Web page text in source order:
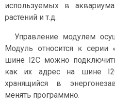
используемых в
растений и т.д.
Управление модулем
Модуль относится к серии
шине I2C можно
как их адрес на шине
хранящийся в
менять программно.